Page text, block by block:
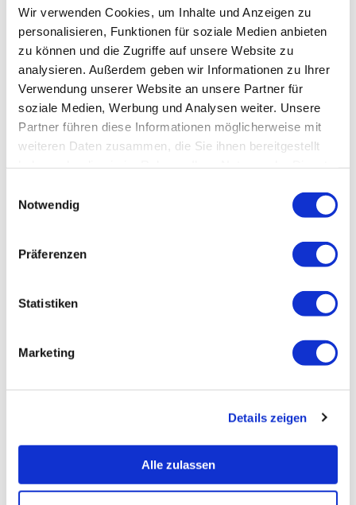
Wir verwenden Cookies, um Inhalte und Anzeigen zu
personalisieren, Funktionen für soziale Medien anbieten
zu können und die Zugriffe auf unsere Website zu
analysieren. Außerdem geben wir Informationen zu Ihrer
Verwendung unserer Website an unsere Partner für
soziale Medien, Werbung und Analysen weiter. Unsere
Partner führen diese Informationen möglicherweise mit
weiteren Daten zusammen, die Sie ihnen bereitgestellt
Notwendig
Präferenzen
Statistiken
Marketing
Details zeigen
Alle zulassen